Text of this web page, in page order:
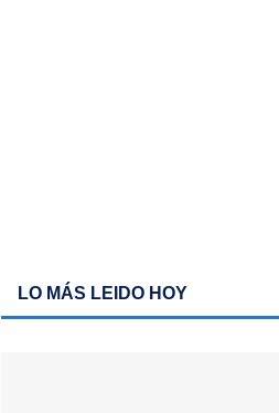
LO MÁS LEIDO HOY